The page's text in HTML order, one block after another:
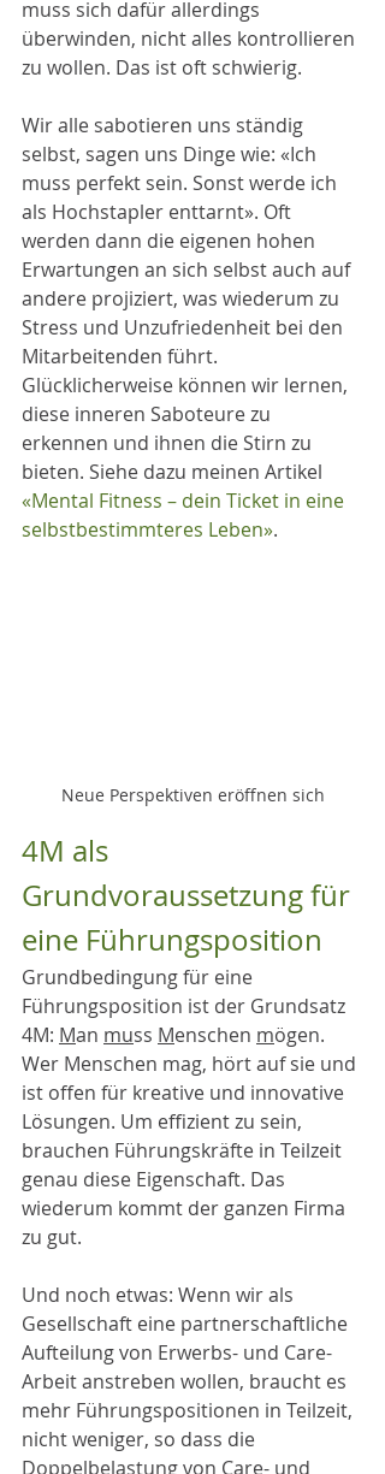
muss sich dafür allerdings
überwinden, nicht alles kontrollieren
zu wollen. Das ist oft schwierig.
Wir alle sabotieren uns ständig
selbst, sagen uns Dinge wie: «Ich
muss perfekt sein. Sonst werde ich
als Hochstapler enttarnt». Oft
werden dann die eigenen hohen
Erwartungen an sich selbst auch auf
andere projiziert, was wiederum zu
Stress und Unzufriedenheit bei den
Mitarbeitenden führt.
Glücklicherweise können wir lernen,
diese inneren Saboteure zu
erkennen und ihnen die Stirn zu
bieten. Siehe dazu meinen Artikel
«Mental Fitness – dein Ticket in eine
selbstbestimmteres Leben».
Neue Perspektiven eröffnen sich
4M als
Grundvoraussetzung für
eine Führungsposition
Grundbedingung für eine
Führungsposition ist der Grundsatz
4M: Man muss Menschen mögen.
Wer Menschen mag, hört auf sie und
ist offen für kreative und innovative
Lösungen. Um effizient zu sein,
brauchen Führungskräfte in Teilzeit
genau diese Eigenschaft. Das
wiederum kommt der ganzen Firma
zu gut.
Und noch etwas: Wenn wir als
Gesellschaft eine partnerschaftliche
Aufteilung von Erwerbs- und Care-
Arbeit anstreben wollen, braucht es
mehr Führungspositionen in Teilzeit,
nicht weniger, so dass die
Doppelbelastung von Care- und